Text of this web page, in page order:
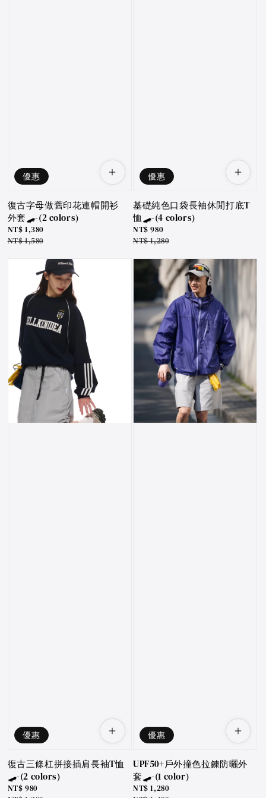
優惠
復古字母做舊印花連帽開衫
外套🛹-(2 colors)
Sale
price
NT$ 1,380
Regular
NT$ 1,580
優惠
基礎純色口袋長袖休閒打底T
恤🛹-(4 colors)
Sale
price
NT$ 980
Regular
NT$ 1,280
優惠
復古三條杠拼接插肩長袖T恤
🛹-(2 colors)
Sale
NT$ 980
優惠
UPF50+戶外撞色拉鍊防曬外
套🛹-(1 color)
Sale
NT$ 1,280